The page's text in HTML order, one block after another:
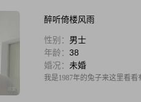
醉听倚楼风雨
性别： 男士
年龄： 38
婚况： 未婚
我是1987年的兔子来这里看看